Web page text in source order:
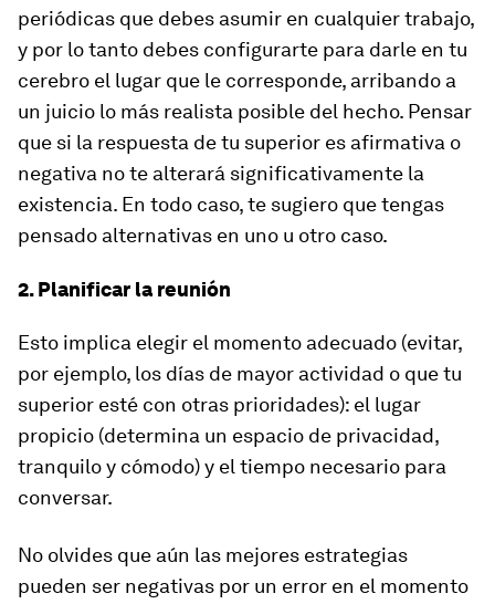
periódicas que debes asumir en cualquier trabajo,
y por lo tanto debes configurarte para darle en tu
cerebro el lugar que le corresponde, arribando a
un juicio lo más realista posible del hecho. Pensar
que si la respuesta de tu superior es afirmativa o
negativa no te alterará significativamente la
existencia. En todo caso, te sugiero que tengas
pensado alternativas en uno u otro caso.
2. Planificar la reunión
Esto implica elegir el momento adecuado (evitar,
por ejemplo, los días de mayor actividad o que tu
superior esté con otras prioridades): el lugar
propicio (determina un espacio de privacidad,
tranquilo y cómodo) y el tiempo necesario para
conversar.
No olvides que aún las mejores estrategias
pueden ser negativas por un error en el momento